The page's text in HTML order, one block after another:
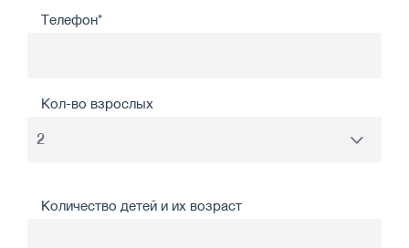
Телефон*
Кол-во взрослых
Количество детей и их возраст